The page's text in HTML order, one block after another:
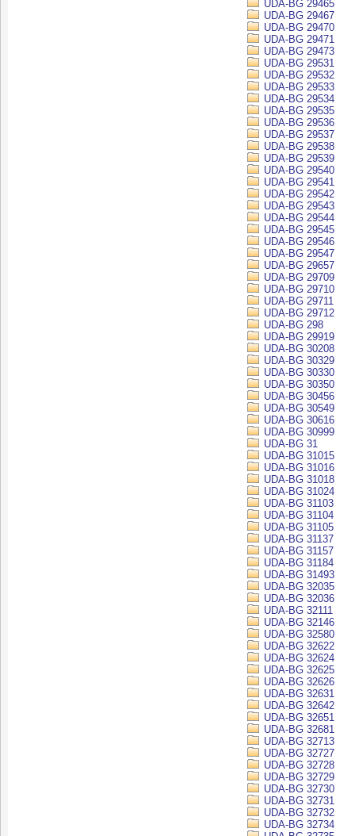
UDA-BG 29465
UDA-BG 29467
UDA-BG 29470
UDA-BG 29471
UDA-BG 29473
UDA-BG 29531
UDA-BG 29532
UDA-BG 29533
UDA-BG 29534
UDA-BG 29535
UDA-BG 29536
UDA-BG 29537
UDA-BG 29538
UDA-BG 29539
UDA-BG 29540
UDA-BG 29541
UDA-BG 29542
UDA-BG 29543
UDA-BG 29544
UDA-BG 29545
UDA-BG 29546
UDA-BG 29547
UDA-BG 29657
UDA-BG 29709
UDA-BG 29710
UDA-BG 29711
UDA-BG 29712
UDA-BG 298
UDA-BG 29919
UDA-BG 30208
UDA-BG 30329
UDA-BG 30330
UDA-BG 30350
UDA-BG 30456
UDA-BG 30549
UDA-BG 30616
UDA-BG 30999
UDA-BG 31
UDA-BG 31015
UDA-BG 31016
UDA-BG 31018
UDA-BG 31024
UDA-BG 31103
UDA-BG 31104
UDA-BG 31105
UDA-BG 31137
UDA-BG 31157
UDA-BG 31184
UDA-BG 31493
UDA-BG 32035
UDA-BG 32036
UDA-BG 32111
UDA-BG 32146
UDA-BG 32580
UDA-BG 32622
UDA-BG 32624
UDA-BG 32625
UDA-BG 32626
UDA-BG 32631
UDA-BG 32642
UDA-BG 32651
UDA-BG 32681
UDA-BG 32713
UDA-BG 32727
UDA-BG 32728
UDA-BG 32729
UDA-BG 32730
UDA-BG 32731
UDA-BG 32732
UDA-BG 32734